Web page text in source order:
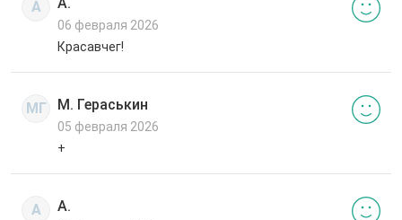
А А.
06 февраля 2026
Красавчег!
МГ М. Гераськин
05 февраля 2026
+
А А.